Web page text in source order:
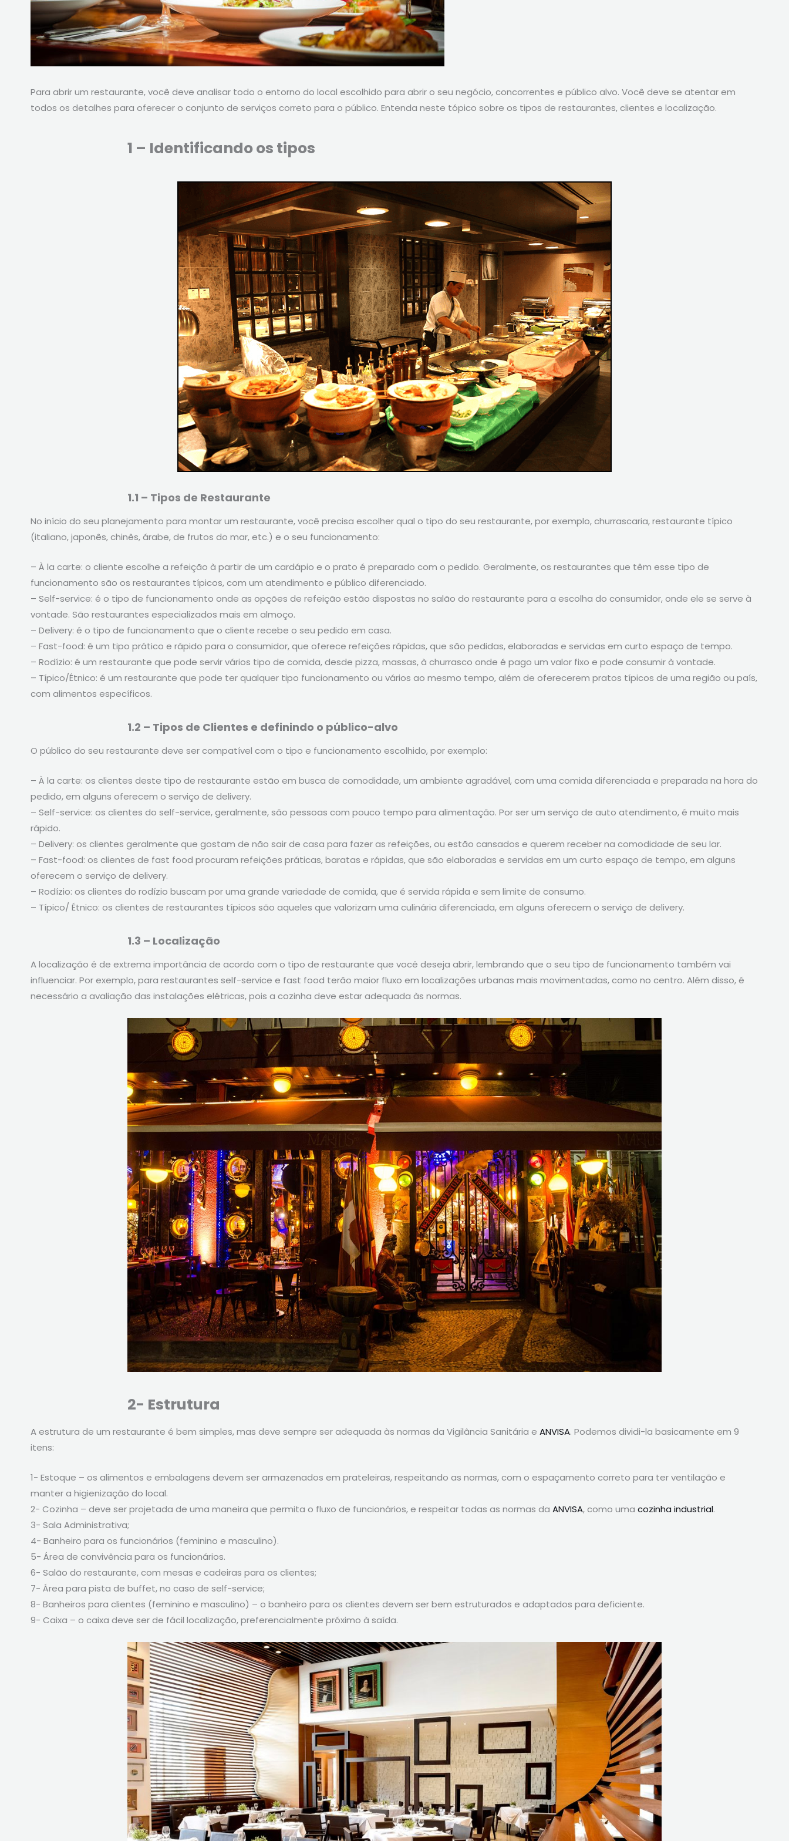
Para abrir um restaurante, você deve analisar todo o entorno do local escolhido para abrir o seu negócio, concorrentes e público alvo. Você deve se atentar em
todos os detalhes para oferecer o conjunto de serviços correto para o público. Entenda neste tópico sobre os tipos de restaurantes, clientes e localização.
1 – Identificando os tipos
1.1 – Tipos de Restaurante
No início do seu planejamento para montar um restaurante, você precisa escolher qual o tipo do seu restaurante, por exemplo, churrascaria, restaurante típico
(italiano, japonês, chinês, árabe, de frutos do mar, etc.) e o seu funcionamento:
– À la carte: o cliente escolhe a refeição à partir de um cardápio e o prato é preparado com o pedido. Geralmente, os restaurantes que têm esse tipo de
funcionamento são os restaurantes típicos, com um atendimento e público diferenciado.
– Self-service: é o tipo de funcionamento onde as opções de refeição estão dispostas no salão do restaurante para a escolha do consumidor, onde ele se serve à
vontade. São restaurantes especializados mais em almoço.
– Delivery: é o tipo de funcionamento que o cliente recebe o seu pedido em casa.
– Fast-food: é um tipo prático e rápido para o consumidor, que oferece refeições rápidas, que são pedidas, elaboradas e servidas em curto espaço de tempo.
– Rodízio: é um restaurante que pode servir vários tipo de comida, desde pizza, massas, à churrasco onde é pago um valor fixo e pode consumir à vontade.
– Típico/Étnico: é um restaurante que pode ter qualquer tipo funcionamento ou vários ao mesmo tempo, além de oferecerem pratos típicos de uma região ou país,
com alimentos específicos.
1.2 – Tipos de Clientes e definindo o público-alvo
O público do seu restaurante deve ser compatível com o tipo e funcionamento escolhido, por exemplo:
– À la carte: os clientes deste tipo de restaurante estão em busca de comodidade, um ambiente agradável, com uma comida diferenciada e preparada na hora do
pedido, em alguns oferecem o serviço de delivery.
– Self-service: os clientes do self-service, geralmente, são pessoas com pouco tempo para alimentação. Por ser um serviço de auto atendimento, é muito mais
rápido.
– Delivery: os clientes geralmente que gostam de não sair de casa para fazer as refeições, ou estão cansados e querem receber na comodidade de seu lar.
– Fast-food: os clientes de fast food procuram refeições práticas, baratas e rápidas, que são elaboradas e servidas em um curto espaço de tempo, em alguns
oferecem o serviço de delivery.
– Rodízio: os clientes do rodízio buscam por uma grande variedade de comida, que é servida rápida e sem limite de consumo.
– Típico/ Étnico: os clientes de restaurantes típicos são aqueles que valorizam uma culinária diferenciada, em alguns oferecem o serviço de delivery.
1.3 – Localização
A localização é de extrema importância de acordo com o tipo de restaurante que você deseja abrir, lembrando que o seu tipo de funcionamento também vai
influenciar. Por exemplo, para restaurantes self-service e fast food terão maior fluxo em localizações urbanas mais movimentadas, como no centro. Além disso, é
necessário a avaliação das instalações elétricas, pois a cozinha deve estar adequada às normas.
2- Estrutura
A estrutura de um restaurante é bem simples, mas deve sempre ser adequada às normas da Vigilância Sanitária e ANVISA. Podemos dividi-la basicamente em 9
itens:
1- Estoque – os alimentos e embalagens devem ser armazenados em prateleiras, respeitando as normas, com o espaçamento correto para ter ventilação e
manter a higienização do local.
2- Cozinha – deve ser projetada de uma maneira que permita o fluxo de funcionários, e respeitar todas as normas da ANVISA, como uma cozinha industrial.
3- Sala Administrativa;
4- Banheiro para os funcionários (feminino e masculino).
5- Área de convivência para os funcionários.
6- Salão do restaurante, com mesas e cadeiras para os clientes;
7- Área para pista de buffet, no caso de self-service;
8- Banheiros para clientes (feminino e masculino) – o banheiro para os clientes devem ser bem estruturados e adaptados para deficiente.
9- Caixa – o caixa deve ser de fácil localização, preferencialmente próximo à saída.